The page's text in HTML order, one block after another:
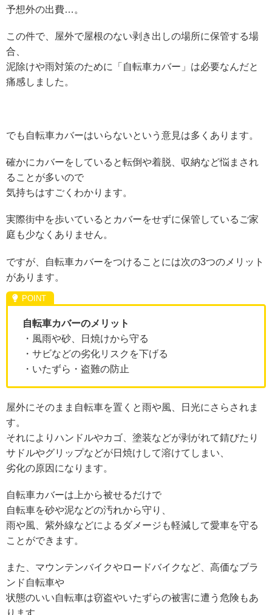
予想外の出費…。
この件で、屋外で屋根のない剥き出しの場所に保管する場
合、
泥除けや雨対策のために「自転車カバー」は必要なんだと
痛感しました。
でも自転車カバーはいらないという意見は多くあります。
確かにカバーをしていると転倒や着脱、収納など悩まされ
ることが多いので
気持ちはすごくわかります。
実際街中を歩いているとカバーをせずに保管しているご家
庭も少なくありません。
ですが、自転車カバーをつけることには次の3つのメリット
があります。
自転車カバーのメリット
・風雨や砂、日焼けから守る
・サビなどの劣化リスクを下げる
・いたずら・盗難の防止
屋外にそのまま自転車を置くと雨や風、日光にさらされま
す。
それによりハンドルやカゴ、塗装などが剥がれて錆びたり
サドルやグリップなどが日焼けして溶けてしまい、
劣化の原因になります。
自転車カバーは上から被せるだけで
自転車を砂や泥などの汚れから守り、
雨や風、紫外線などによるダメージも軽減して愛車を守る
ことができます。
また、マウンテンバイクやロードバイクなど、高価なブラ
ンド自転車や
状態のいい自転車は窃盗やいたずらの被害に遭う危険もあ